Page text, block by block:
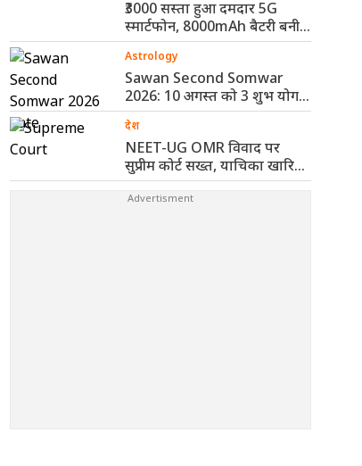
₹3000 सस्ता हुआ दमदार 5G
स्मार्टफोन, 8000mAh बैटरी बनी
सबसे ..
Astrology
Sawan Second Somwar
2026: 10 अगस्त को 3 शुभ योग,
..
देश
NEET-UG OMR विवाद पर
सुप्रीम कोर्ट सख्त, याचिका खारिज
कर ..